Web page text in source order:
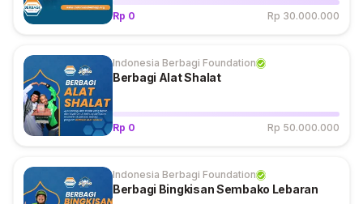
Rp 0 Rp 30.000.000
Indonesia Berbagi Foundation
Berbagi Alat Shalat
Rp 0 Rp 50.000.000
Indonesia Berbagi Foundation
Berbagi Bingkisan Sembako Lebaran